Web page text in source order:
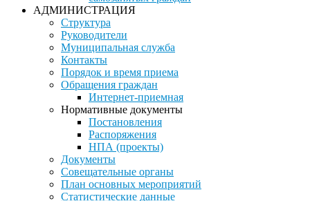
АДМИНИСТРАЦИЯ
Структура
Руководители
Муниципальная служба
Контакты
Порядок и время приема
Обращения граждан
Интернет-приемная
Нормативные документы
Постановления
Распоряжения
НПА (проекты)
Документы
Совещательные органы
План основных мероприятий
Статистические данные